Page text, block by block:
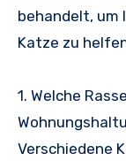
behandelt, um
Katze zu
1. Welche
Verschiedene